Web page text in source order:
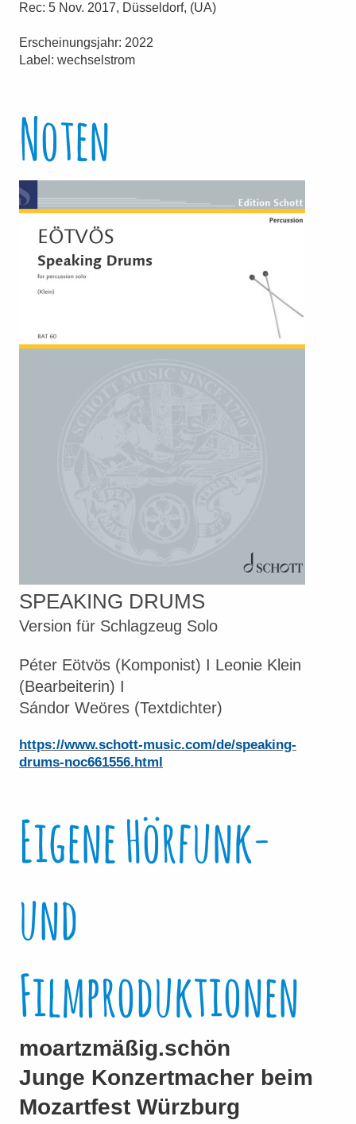
Rec: 5 Nov. 2017, Düsseldorf, (UA)
Erscheinungsjahr: 2022
Label: wechselstrom
Noten
SPEAKING DRUMS
Version für Schlagzeug Solo
Péter Eötvös (Komponist) I Leonie Klein
(Bearbeiterin) I
Sándor Weöres (Textdichter)
https://www.schott-music.com/de/speaking-
drums-noc661556.html
Eigene Hörfunk-
und
Filmproduktionen
moartzmäßig.schön
Junge Konzertmacher beim
Mozartfest Würzburg